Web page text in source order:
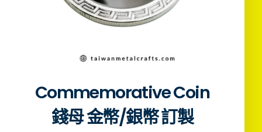
Commemorative Coin
錢母 金幣/銀幣 訂製